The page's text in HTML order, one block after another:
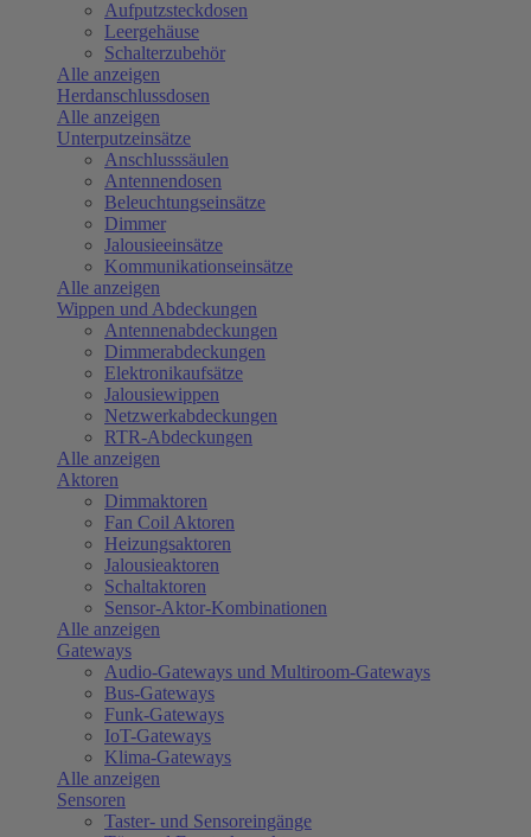
Aufputzsteckdosen
Leergehäuse
Schalterzubehör
Alle anzeigen
Herdanschlussdosen
Alle anzeigen
Unterputzeinsätze
Anschlusssäulen
Antennendosen
Beleuchtungseinsätze
Dimmer
Jalousieeinsätze
Kommunikationseinsätze
Alle anzeigen
Wippen und Abdeckungen
Antennenabdeckungen
Dimmerabdeckungen
Elektronikaufsätze
Jalousiewippen
Netzwerkabdeckungen
RTR-Abdeckungen
Alle anzeigen
Aktoren
Dimmaktoren
Fan Coil Aktoren
Heizungsaktoren
Jalousieaktoren
Schaltaktoren
Sensor-Aktor-Kombinationen
Alle anzeigen
Gateways
Audio-Gateways und Multiroom-Gateways
Bus-Gateways
Funk-Gateways
IoT-Gateways
Klima-Gateways
Alle anzeigen
Sensoren
Taster- und Sensoreingänge